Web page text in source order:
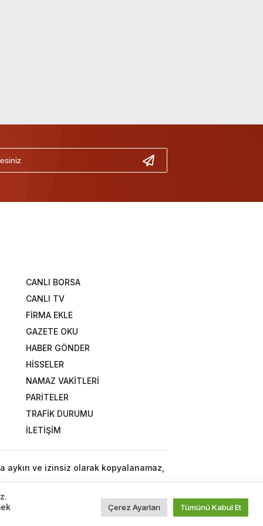
CANLI BORSA
CANLI TV
FİRMA EKLE
GAZETE OKU
HABER GÖNDER
HİSSELER
NAMAZ VAKİTLERİ
PARİTELER
TRAFİK DURUMU
İLETİŞİM
ve izinsiz olarak kopyalanamaz,
Çerez Ayarları Tümünü Kabul Et